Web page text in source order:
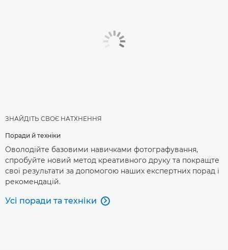
ЗНАЙДІТЬ СВОЄ НАТХНЕННЯ
Поради й техніки
Оволодійте базовими навичками фотографування,
спробуйте новий метод креативного друку та покращте
свої результати за допомогою наших експертних порад і
рекомендацій.
Усі поради та техніки 